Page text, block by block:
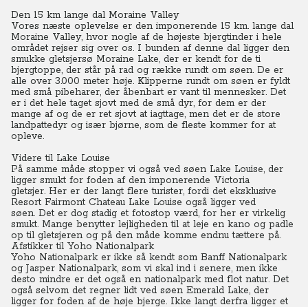
Den 15 km lange dal Moraine Valley
Vores næste oplevelse er den imponerende 15 km. lange dal
Moraine Valley, hvor nogle af de højeste bjergtinder i hele
området rejser sig over os. I bunden af denne dal ligger den
smukke gletsjersø Moraine Lake, der er kendt for de ti
bjergtoppe, der står på rad og række rundt om søen. De er
alle over 3.000 meter høje. Klipperne rundt om søen er fyldt
med små pibeharer, der åbenbart er vant til mennesker. Det
er i det hele taget sjovt med de små dyr, for dem er der
mange af og de er ret sjovt at iagttage, men det er de store
landpattedyr og især bjørne, som de fleste kommer for at
opleve.
Videre til Lake Louise
På samme måde stopper vi også ved søen Lake Louise, der
ligger smukt for foden af den imponerende Victoria
gletsjer. Her er der langt flere turister, fordi det eksklusive
Resort Fairmont Chateau Lake Louise også ligger ved
søen. Det er dog stadig et fotostop værd, for her er virkelig
smukt. Mange benytter lejligheden til at leje en kano og padle
op til gletsjeren og på den måde komme endnu tættere på.
Afstikker til Yoho Nationalpark
Yoho Nationalpark er ikke så kendt som Banff Nationalpark
og Jasper Nationalpark, som vi skal ind i senere, men ikke
desto mindre er det også en nationalpark med flot natur. Det
også selvom det regner lidt ved søen Emerald Lake, der
ligger for foden af de høje bjerge. Ikke langt derfra ligger et